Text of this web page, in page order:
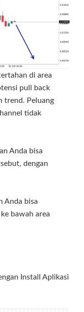
di area
pull back
trend. Peluang
tidak
Anda bisa
dengan
Anda bisa
bawah area
Install Aplikasi